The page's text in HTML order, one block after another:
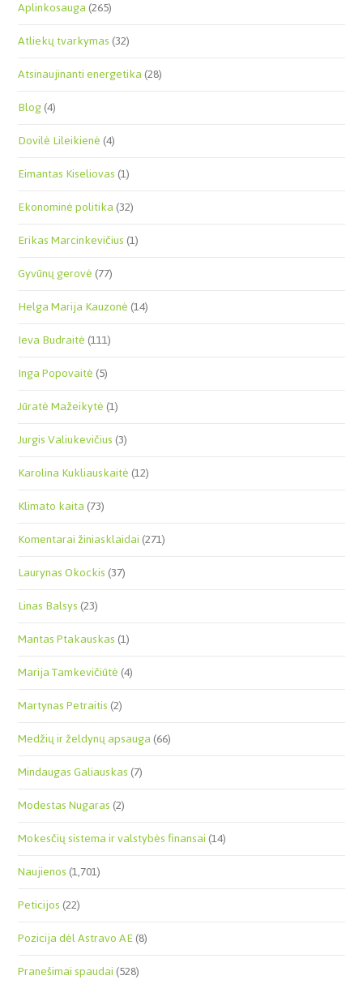
Aplinkosauga(265)
Atliekų tvarkymas(32)
Atsinaujinanti energetika(28)
Blog(4)
Dovilė Lileikienė(4)
Eimantas Kiseliovas(1)
Ekonominė politika(32)
Erikas Marcinkevičius(1)
Gyvūnų gerovė(77)
Helga Marija Kauzonė(14)
Ieva Budraitė(111)
Inga Popovaitė(5)
Jūratė Mažeikytė(1)
Jurgis Valiukevičius(3)
Karolina Kukliauskaitė(12)
Klimato kaita(73)
Komentarai žiniasklaidai(271)
Laurynas Okockis(37)
Linas Balsys(23)
Mantas Ptakauskas(1)
Marija Tamkevičiūtė(4)
Martynas Petraitis(2)
Medžių ir želdynų apsauga(66)
Mindaugas Galiauskas(7)
Modestas Nugaras(2)
Mokesčių sistema ir valstybės finansai(14)
Naujienos(1,701)
Peticijos(22)
Pozicija dėl Astravo AE(8)
Pranešimai spaudai(528)